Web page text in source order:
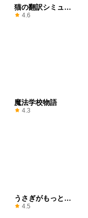
猫の翻訳シミュレ
ータ
4.6
魔法学校物語
4.3
うさぎがもっとか
わいすぎてつらい
4.5